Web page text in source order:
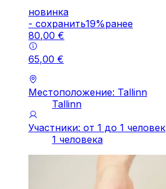
новинка
- cохранить19%ранее
80,00 €
65,00 €
Местоположение: Tallinn
Tallinn
Участники: от 1 до 1 человек
1 человека